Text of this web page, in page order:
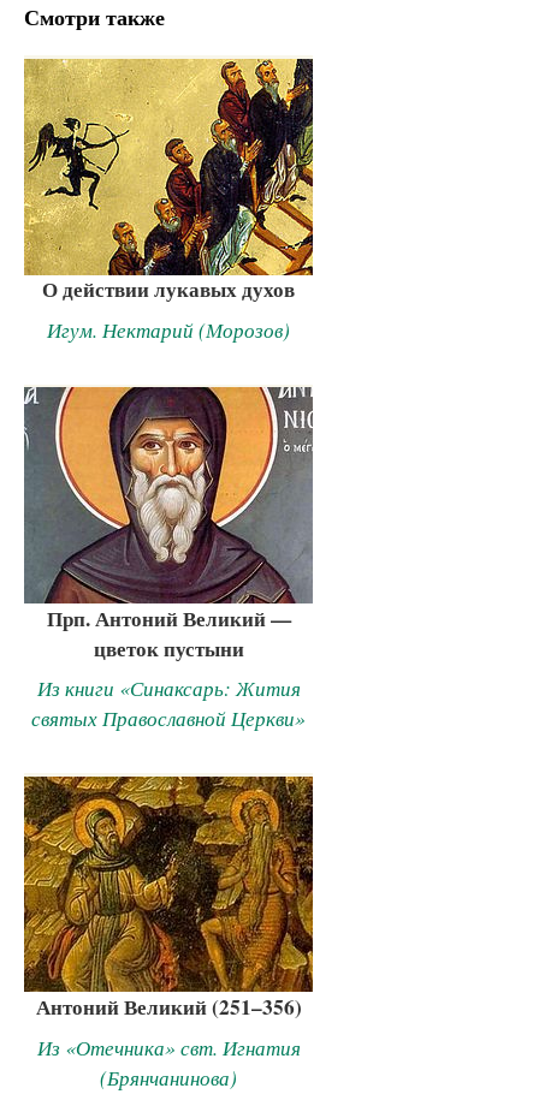
Смотри также
О действии лукавых духов
Игум. Нектарий (Морозов)
Прп. Антоний Великий —
цветок пустыни
Из книги «Синаксарь: Жития
святых Православной Церкви»
Антоний Великий (251–356)
Из «Отечника» свт. Игнатия
(Брянчанинова)